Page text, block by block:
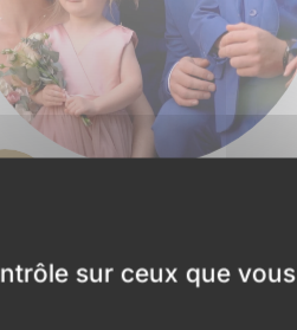
sur ceux que vous